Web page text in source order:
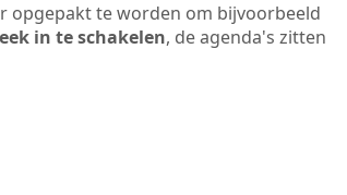
opgepakt te worden om bijvoorbeeld
in te schakelen, de agenda's zitten